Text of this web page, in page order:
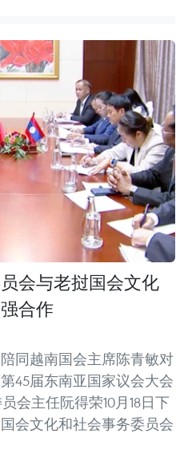
会与老挝国会文化
合作
同越南国会主席陈青敏对
45届东南亚国家议会大会
员会主任阮得荣10月18日下
会文化和社会事务委员会